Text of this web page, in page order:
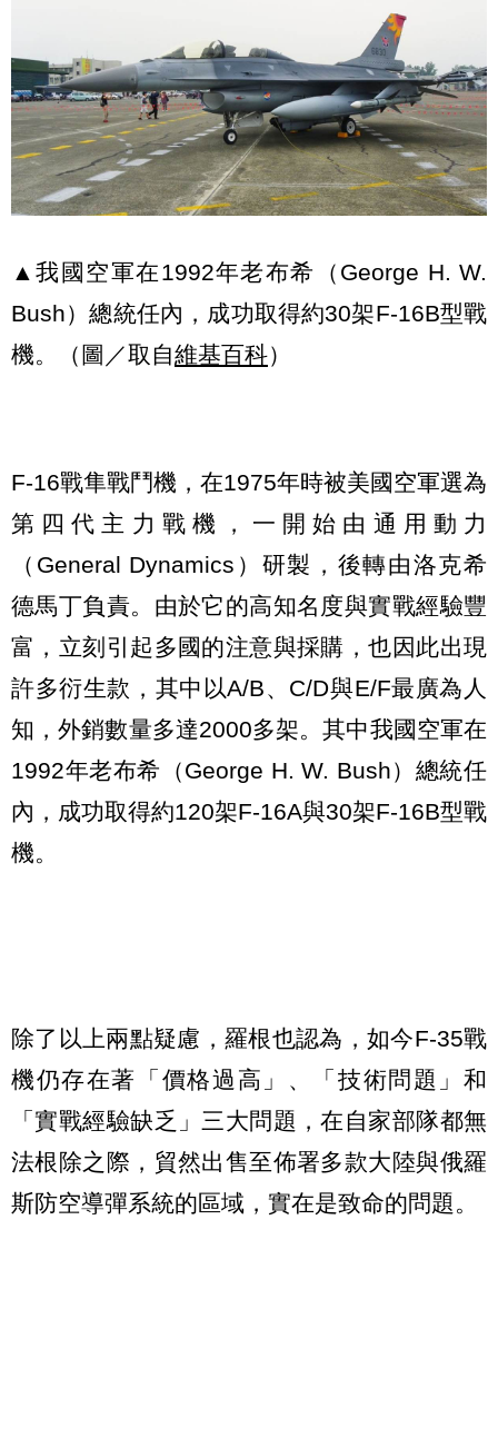
▲我國空軍在1992年老布希（George H. W.
Bush）總統任內，成功取得約30架F-16B型戰
機。（圖／取自維基百科）
F-16戰隼戰鬥機，在1975年時被美國空軍選為
第四代主力戰機，一開始由通用動力
（General Dynamics）研製，後轉由洛克希
德馬丁負責。由於它的高知名度與實戰經驗豐
富，立刻引起多國的注意與採購，也因此出現
許多衍生款，其中以A/B、C/D與E/F最廣為人
知，外銷數量多達2000多架。其中我國空軍在
1992年老布希（George H. W. Bush）總統任
內，成功取得約120架F-16A與30架F-16B型戰
機。
除了以上兩點疑慮，羅根也認為，如今F-35戰
機仍存在著「價格過高」、「技術問題」和
「實戰經驗缺乏」三大問題，在自家部隊都無
法根除之際，貿然出售至佈署多款大陸與俄羅
斯防空導彈系統的區域，實在是致命的問題。